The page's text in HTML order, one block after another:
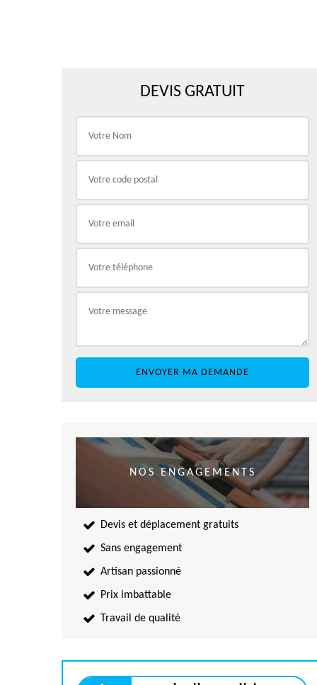
DEVIS GRATUIT
NOS ENGAGEMENTS
Devis et déplacement gratuits
Sans engagement
Artisan passionné
Prix imbattable
Travail de qualité